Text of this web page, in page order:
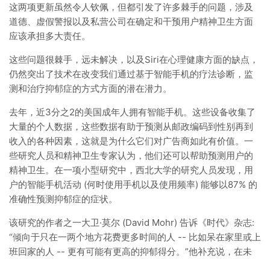
这两项更新虽然令人钦佩，但都引发了许多棘手的问题，涉及
道德、虚假警报以及私营公司在确定和干预用户精神卫生方面
应该承担多大责任。
这些问题很棘手，远未解决，以及Siri在心理健康方面的缺点，
仍然突出了技术在改变我们通过基于智能手机的疗法诊断，监
测和治疗抑郁症的方式方面的潜在潜力。
去年，近3分之2的美国成年人拥有智能手机。这些设备收集了
大量的个人数据，这些数据有助于预测从邮政编码到性别再到
收入的各种因素，这就是为什么它们对广告商如此有价值。一
些研究人员和精神卫生专家认为，他们还可以帮助预测用户的
精神卫生。在一项小型研究中，西北大学的研究人员发现，用
户的智能手机活动 (何时使用手机以及使用频率) 能够以87% 的
准确性预测抑郁症的症状。
该研究的作者之一大卫·莫尔 (David Mohr) 告诉《时代》杂志:
“倾向于只在一两个地方花费更多时间的人 -- 比如呆在家里或上
班回家的人 -- 更有可能有更高的抑郁得分。”他补充说，在未